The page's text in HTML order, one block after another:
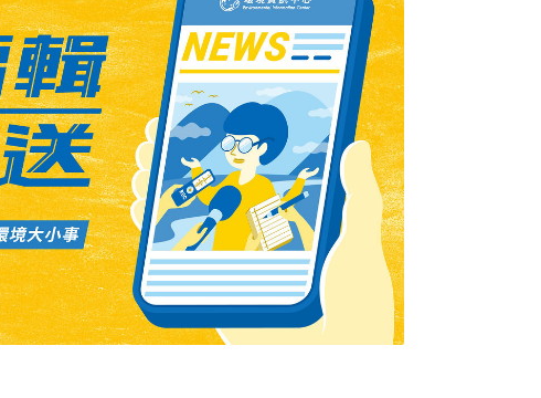
里最為嚴重，最深處幾達一個人深。9日清晨，高
視，並分送食物和救濟品。屏東縣東港鎮市區處
田最為嚴重。